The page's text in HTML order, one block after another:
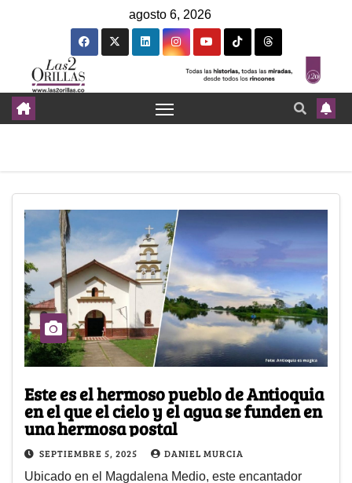
agosto 6, 2026
Este es el hermoso pueblo de Antioquia
en el que el cielo y el agua se funden en
una hermosa postal
SEPTIEMBRE 5, 2025 DANIEL MURCIA
Ubicado en el Magdalena Medio, este encantador